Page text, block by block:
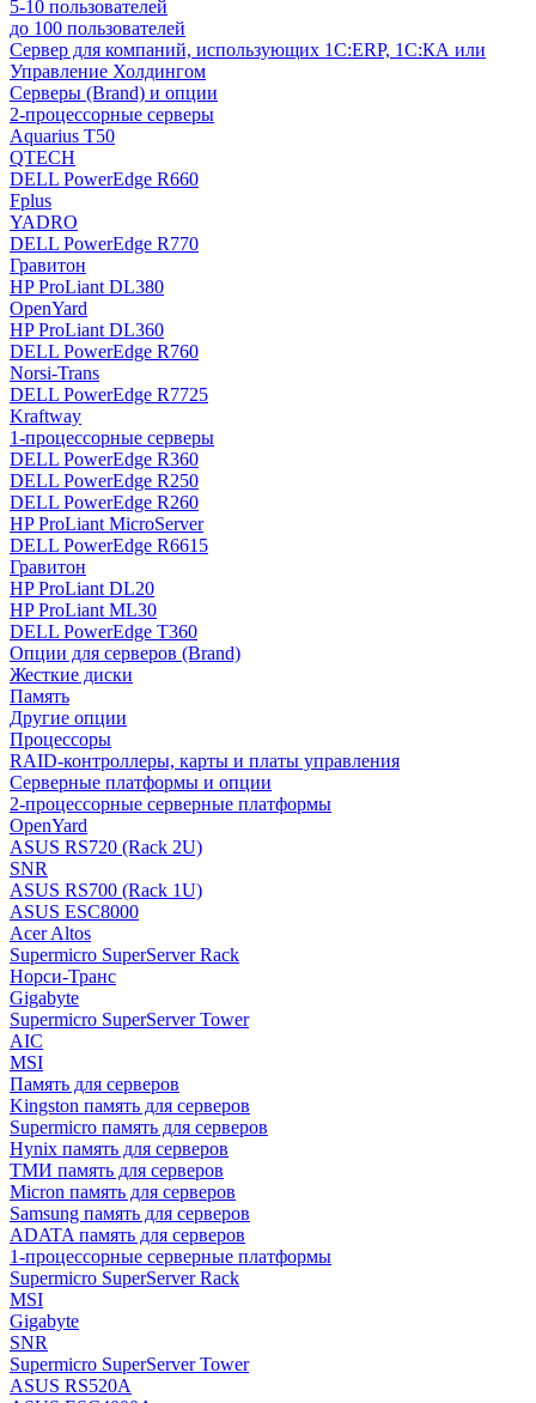
5-10 пользователей
до 100 пользователей
Сервер для компаний, использующих 1C:ERP, 1С:КА или
Управление Холдингом
Серверы (Brand) и опции
2-процессорные серверы
Aquarius T50
QTECH
DELL PowerEdge R660
Fplus
YADRO
DELL PowerEdge R770
Гравитон
HP ProLiant DL380
OpenYard
HP ProLiant DL360
DELL PowerEdge R760
Norsi-Trans
DELL PowerEdge R7725
Kraftway
1-процессорные серверы
DELL PowerEdge R360
DELL PowerEdge R250
DELL PowerEdge R260
HP ProLiant MicroServer
DELL PowerEdge R6615
Гравитон
HP ProLiant DL20
HP ProLiant ML30
DELL PowerEdge T360
Опции для серверов (Brand)
Жесткие диски
Память
Другие опции
Процессоры
RAID-контроллеры, карты и платы управления
Серверные платформы и опции
2-процессорные серверные платформы
OpenYard
ASUS RS720 (Rack 2U)
SNR
ASUS RS700 (Rack 1U)
ASUS ESC8000
Acer Altos
Supermicro SuperServer Rack
Норси-Транс
Gigabyte
Supermicro SuperServer Tower
AIC
MSI
Память для серверов
Kingston память для серверов
Supermicro память для серверов
Hynix память для серверов
ТМИ память для серверов
Micron память для серверов
Samsung память для серверов
ADATA память для серверов
1-процессорные серверные платформы
Supermicro SuperServer Rack
MSI
Gigabyte
SNR
Supermicro SuperServer Tower
ASUS RS520A